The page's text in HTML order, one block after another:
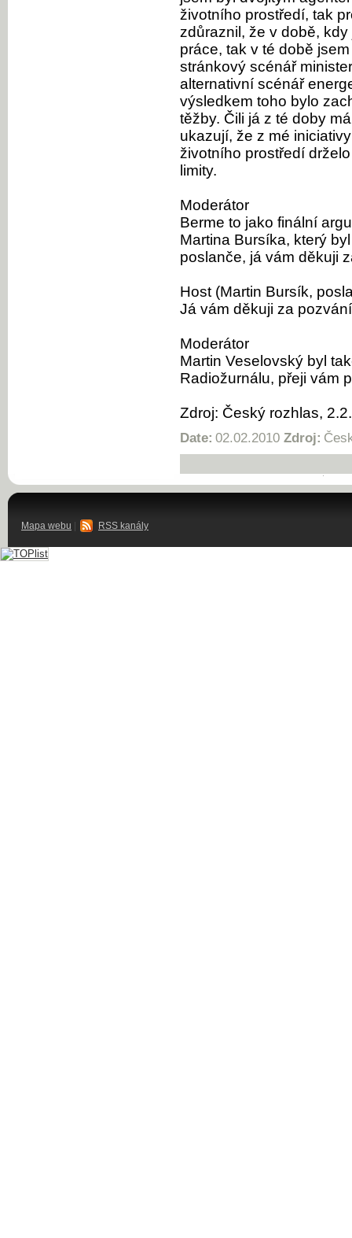
životního prostředí, tak
zdůraznil, že v době,
práce, tak v té době
stránkový scénář
alternativní scénář
výsledkem toho bylo
těžby. Čili já z té doby
ukazují, že z mé
životního prostředí
limity.
Moderátor
Berme to jako finální
Martina Bursíka, který
poslanče, já vám děkuji
Host (Martin Bursík,
Já vám děkuji za
Moderátor
Martin Veselovský byl
Radiožurnálu, přeji vám
Zdroj: Český rozhlas,
Date: 02.02.2010 Zdroj:
Mapa webu RSS kanály